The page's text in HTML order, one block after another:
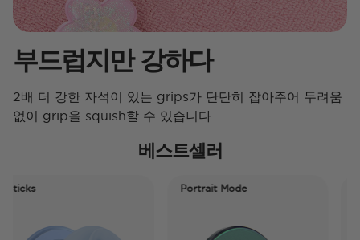
부드럽지만 강하다
2배 더 강한 자석이 있는 grips가 단단히 잡아주어 두려움
없이 grip을 squish할 수 있습니다
베스트셀러
Portrait Mode